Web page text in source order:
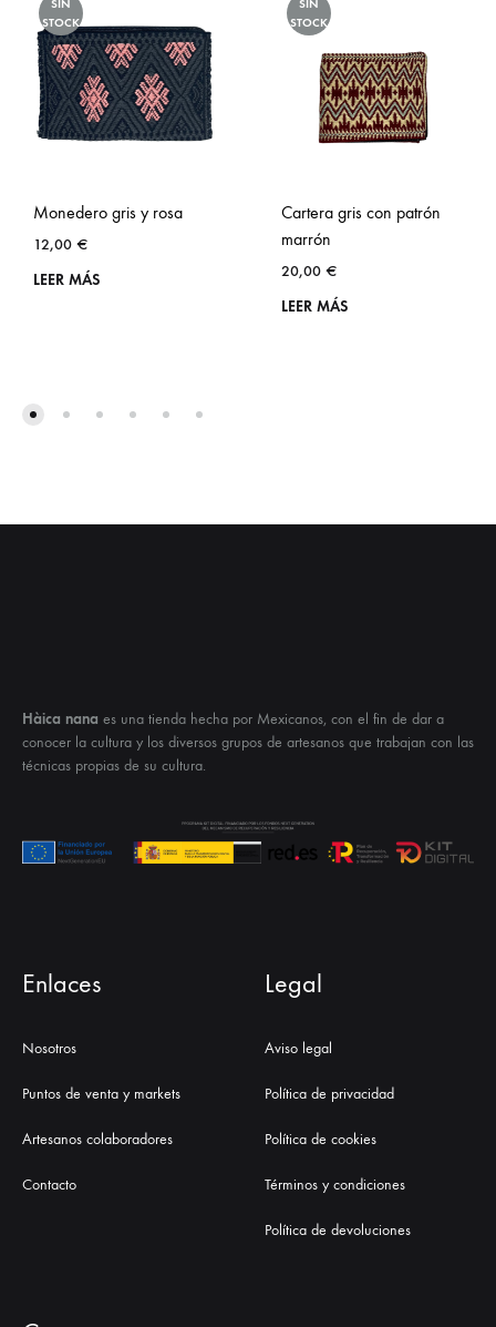
SIN
STOCK
Monedero gris y rosa
12,00 €
LEER MÁS
SIN
STOCK
Cartera gris con patrón
marrón
20,00 €
LEER MÁS
Hàica nana es una tienda hecha por Mexicanos, con el fin de dar a
conocer la cultura y los diversos grupos de artesanos que trabajan con las
técnicas propias de su cultura.
Enlaces
Nosotros
Puntos de venta y markets
Artesanos colaboradores
Contacto
Legal
Aviso legal
Política de privacidad
Política de cookies
Términos y condiciones
Política de devoluciones